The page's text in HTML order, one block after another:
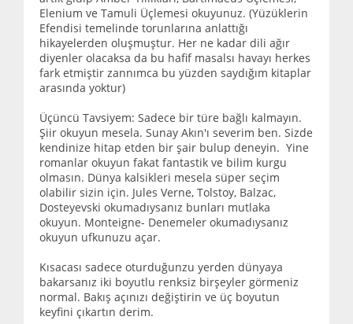
Elenium ve Tamuli Üçlemesi okuyunuz. (Yüzüklerin
Efendisi temelinde torunlarına anlattığı
hikayelerden oluşmuştur. Her ne kadar dili ağır
diyenler olacaksa da bu hafif masalsı havayı herkes
fark etmiştir zannımca bu yüzden saydığım kitaplar
arasında yoktur)
Üçüncü Tavsiyem: Sadece bir türe bağlı kalmayın.
Şiir okuyun mesela. Sunay Akın'ı severim ben. Sizde
kendinize hitap etden bir şair bulup deneyin. Yine
romanlar okuyun fakat fantastik ve bilim kurgu
olmasın. Dünya kalsikleri mesela süper seçim
olabilir sizin için. Jules Verne, Tolstoy, Balzac,
Dosteyevski okumadıysanız bunları mutlaka
okuyun. Monteigne- Denemeler okumadıysanız
okuyun ufkunuzu açar.
Kısacası sadece oturduğunzu yerden dünyaya
bakarsanız iki boyutlu renksiz birşeyler görmeniz
normal. Bakış açınızı değiştirin ve üç boyutun
keyfini çıkartın derim.